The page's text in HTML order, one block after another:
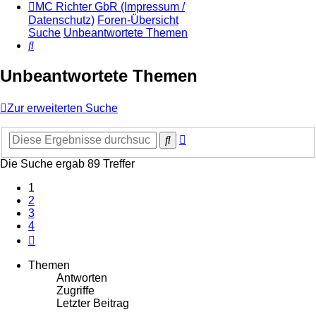
MC Richter GbR (Impressum /
Datenschutz) Foren-Übersicht
Suche Unbeantwortete Themen
Suche
Unbeantwortete Themen
Zur erweiterten Suche
Suche
Die Suche ergab 89 Treffer
1
2
3
4
Themen
Antworten
Zugriffe
Letzter Beitrag